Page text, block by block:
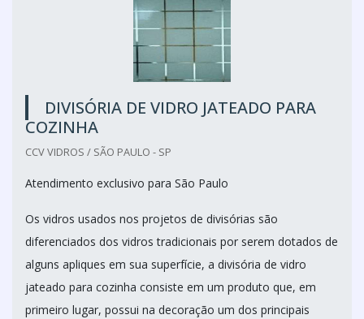
DIVISÓRIA DE VIDRO JATEADO PARA
COZINHA
CCV VIDROS / SÃO PAULO - SP
Atendimento exclusivo para São Paulo
Os vidros usados nos projetos de divisórias são
diferenciados dos vidros tradicionais por serem dotados de
alguns apliques em sua superfície, a divisória de vidro
jateado para cozinha consiste em um produto que, em
primeiro lugar, possui na decoração um dos principais